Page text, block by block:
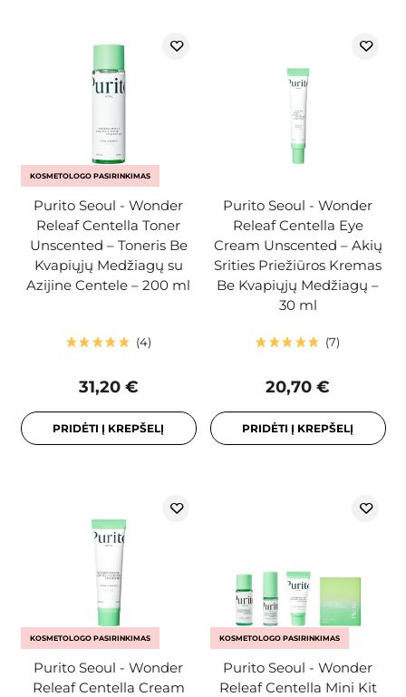
KOSMETOLOGO PASIRINKIMAS
Purito Seoul - Wonder
Releaf Centella Toner
Unscented – Toneris Be
Kvapiųjų Medžiagų su
Azijine Centele – 200 ml
4
31,20 €
PRIDĖTI Į KREPŠELĮ
Purito Seoul - Wonder
Releaf Centella Eye
Cream Unscented – Akių
Srities Priežiūros Kremas
Be Kvapiųjų Medžiagų –
30 ml
7
20,70 €
PRIDĖTI Į KREPŠELĮ
KOSMETOLOGO PASIRINKIMAS
Purito Seoul - Wonder
Releaf Centella Cream
KOSMETOLOGO PASIRINKIMAS
Purito Seoul - Wonder
Releaf Centella Mini Kit